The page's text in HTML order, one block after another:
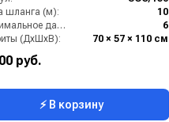
шланга (м):
10
Максимальное давление (бар):
6
(ДхШхВ):
70 × 57 × 110 см
руб.
⚡ В корзину